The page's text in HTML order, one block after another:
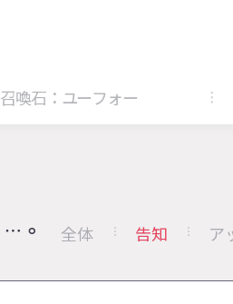
召喚石：ユーフォー
全体 告知 ア